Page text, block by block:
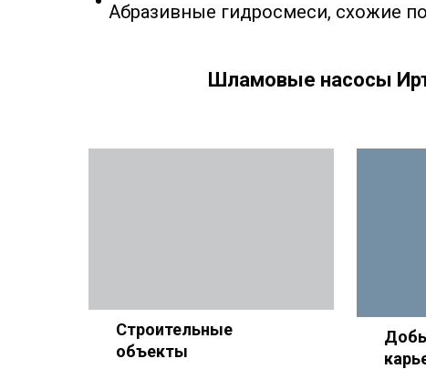
Абразивные гидросмеси, схожие
Шламовые насосы
Строительные
объекты